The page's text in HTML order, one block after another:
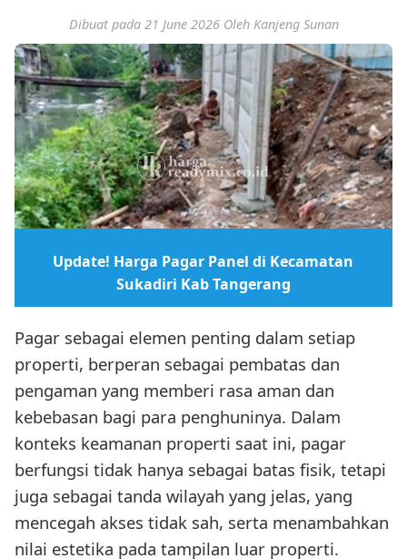
Dibuat pada 21 June 2026 Oleh Kanjeng Sunan
Update! Harga Pagar Panel di Kecamatan
Sukadiri Kab Tangerang
Pagar sebagai elemen penting dalam setiap
properti, berperan sebagai pembatas dan
pengaman yang memberi rasa aman dan
kebebasan bagi para penghuninya. Dalam
konteks keamanan properti saat ini, pagar
berfungsi tidak hanya sebagai batas fisik, tetapi
juga sebagai tanda wilayah yang jelas, yang
mencegah akses tidak sah, serta menambahkan
nilai estetika pada tampilan luar properti.